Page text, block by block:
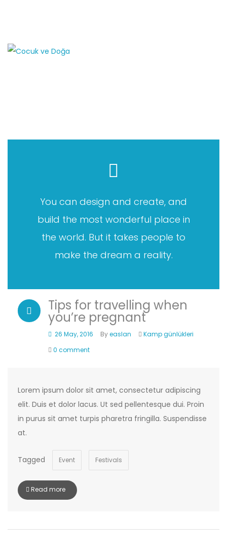
event
You can design and create, and
build the most wonderful place in
the world. But it takes people to
make the dream a reality.
Tips for travelling when
you’re pregnant
26 May, 2016 Byeaslan
Kamp günlükleri
0 comment
Lorem ipsum dolor sit amet, consectetur adipiscing
elit. Duis et dolor lacus. Ut sed pellentesque dui. Proin
in purus sit amet turpis pharetra fringilla. Suspendisse
at.
Tagged Event Festivals
Read more